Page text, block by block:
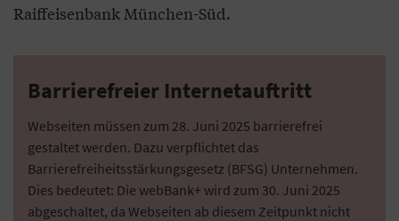
Raiffeisenbank München-Süd.
Barrierefreier Internetauftritt
Webseiten müssen zum 28. Juni 2025 barrierefrei
gestaltet werden. Dazu verpflichtet das
Barrierefreiheitsstärkungsgesetz (BFSG) Unternehmen.
Dies bedeutet: Die webBank+ wird zum 30. Juni 2025
abgeschaltet, da Webseiten ab diesem Zeitpunkt nicht